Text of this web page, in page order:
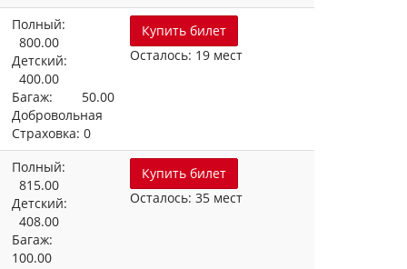
Полный:
800.00
Детский:
400.00
Багаж: 50.00
Добровольная
Страховка: 0
Купить билет
Осталось: 19 мест
Полный:
815.00
Детский:
408.00
Багаж:
100.00
Купить билет
Осталось: 35 мест